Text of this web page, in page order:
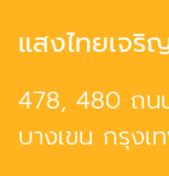
แสงไทยเจริ
478, 480 ถน
บางเขน กรุง